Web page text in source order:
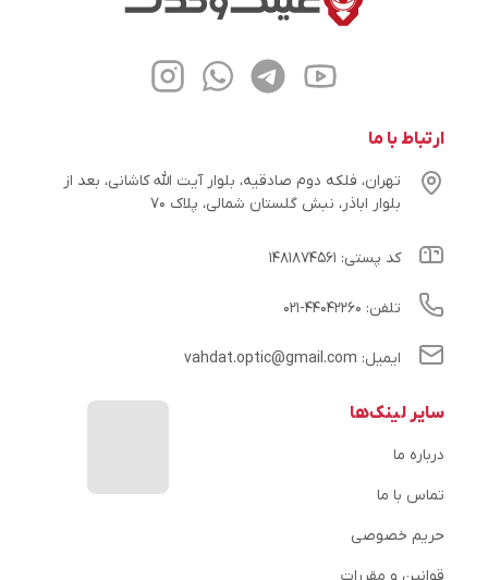
ارتباط با ما
تهران، فلکه دوم صادقیه، بلوار آیت الله کاشانی، بعد از
بلوار اباذر، نبش گلستان شمالی، پلاک ۷۰
کد پستی: ۱۴۸۱۸۷۴۵۶۱
تلفن: ۴۴۰۴۲۲۶۰-۰۲۱
ایمیل: vahdat.optic@gmail.com
سایر لینک‌ها
درباره ما
تماس با ما
حریم خصوصی